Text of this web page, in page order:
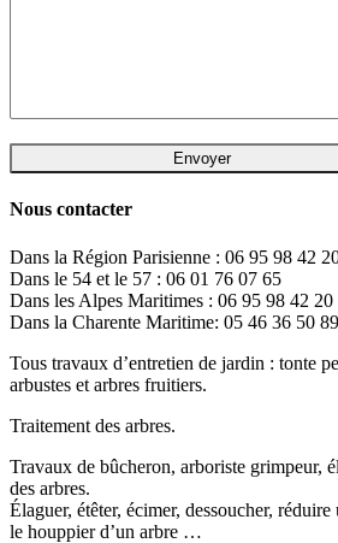
Nous contacter
Dans la Région Parisienne : 06 95 98 42
Dans le 54 et le 57 : 06 01 76 07 65
Dans les Alpes Maritimes : 06 95 98 42 20
Dans la Charente Maritime: 05 46 36 50 89
Tous travaux d’entretien de jardin : tonte
arbustes et arbres fruitiers.
Traitement des arbres.
Travaux de bûcheron, arboriste grimpeur,
des arbres.
Élaguer, étêter, écimer, dessoucher,
le houppier d’un arbre …